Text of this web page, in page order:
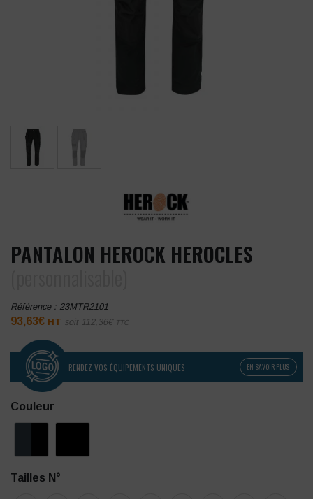
PANTALON HEROCK HEROCLES
Référence : 23MTR2101
93,63€ HT soit 112,36€ TTC
RENDEZ VOS ÉQUIPEMENTS UNIQUES EN SAVOIR PLUS
Couleur
Tailles N°